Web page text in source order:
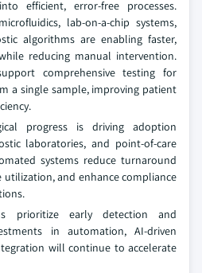
efficient, error-free processes.
lab-on-a-chip systems,
algorithms are enabling faster,
reducing manual intervention.
comprehensive testing for
a single sample, improving patient
progress is driving adoption
laboratories, and point-of-care
systems reduce turnaround
and enhance compliance
prioritize early detection and
in automation, AI-driven
will continue to accelerate